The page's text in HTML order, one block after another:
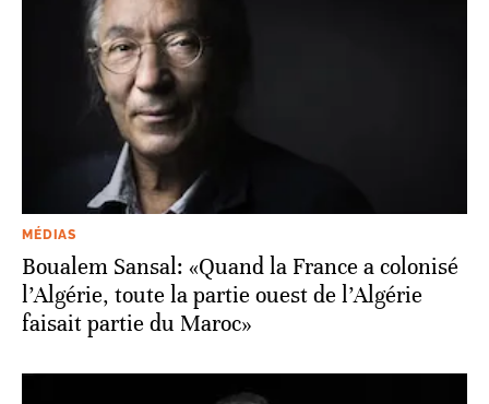
MÉDIAS
Boualem Sansal: «Quand la France a colonisé
l’Algérie, toute la partie ouest de l’Algérie
faisait partie du Maroc»